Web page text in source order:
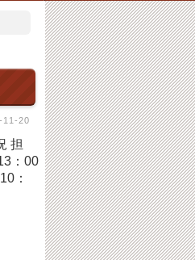
11-20
担
00